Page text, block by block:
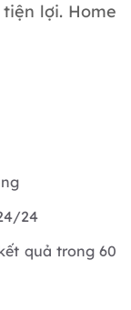
lợi. Home
24
quả trong 60